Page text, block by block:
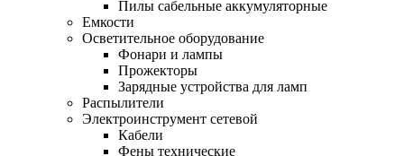
Пилы сабельные аккумуляторные
Емкости
Осветительное оборудование
Фонари и лампы
Прожекторы
Зарядные устройства для ламп
Распылители
Электроинструмент сетевой
Кабели
Фены технические